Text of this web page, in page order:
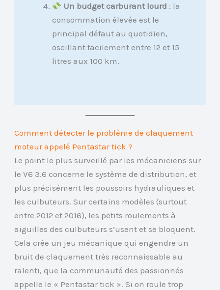
Un budget carburant lourd : la
consommation élevée est le
principal défaut au quotidien,
oscillant facilement entre 12 et 15
litres aux 100 km.
Comment détecter le problème de claquement
moteur appelé Pentastar tick ?
Le point le plus surveillé par les mécaniciens sur
le V6 3.6 concerne le système de distribution, et
plus précisément les poussoirs hydrauliques et
les culbuteurs. Sur certains modèles (surtout
entre 2012 et 2016), les petits roulements à
aiguilles des culbuteurs s’usent et se bloquent.
Cela crée un jeu mécanique qui engendre un
bruit de claquement très reconnaissable au
ralenti, que la communauté des passionnés
appelle le « Pentastar tick ». Si on roule trop